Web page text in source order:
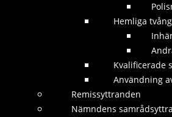
Hemliga
Kvalificerade
Användning
Remissyttranden
Nämndens